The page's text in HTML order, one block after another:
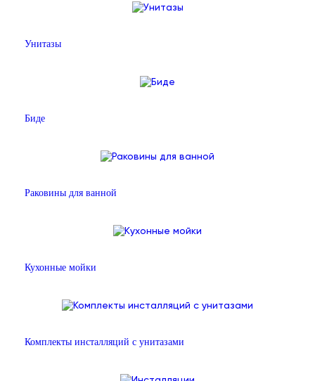
Унитазы
Биде
Раковины для ванной
Кухонные мойки
Комплекты инсталляций с унитазами